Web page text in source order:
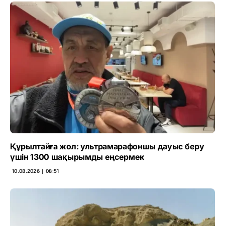
Құрылтайға жол: ультрамарафоншы дауыс беру
үшін 1300 шақырымды еңсермек
10.08.2026 ∣ 08:51